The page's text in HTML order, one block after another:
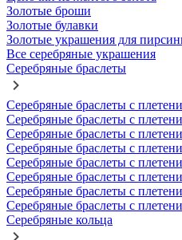
Золотые броши
Золотые булавки
Золотые украшения для
Все серебряные украшения
Серебряные браслеты
Серебряные браслеты с
Серебряные браслеты с
Серебряные браслеты с
Серебряные браслеты с
Серебряные браслеты с
Серебряные браслеты с
Серебряные браслеты с
Серебряные браслеты с
Серебряные кольца